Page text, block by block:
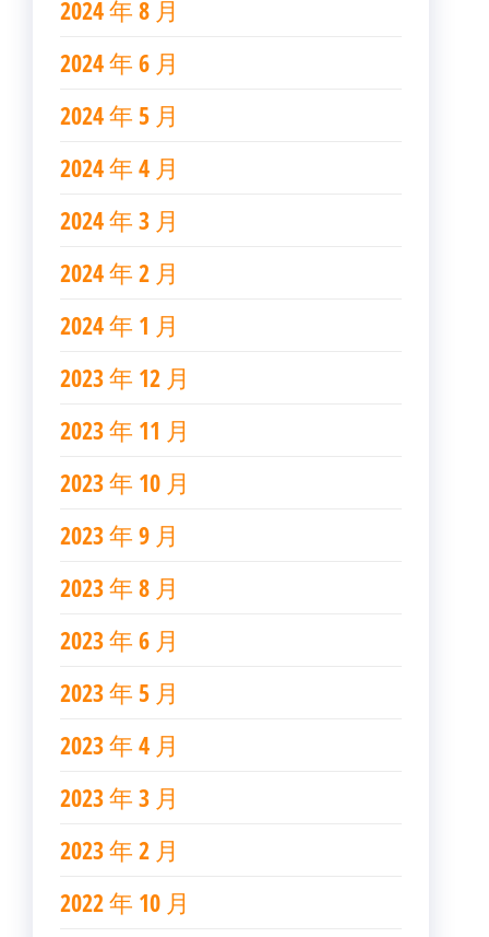
2024 年 8 月
2024 年 6 月
2024 年 5 月
2024 年 4 月
2024 年 3 月
2024 年 2 月
2024 年 1 月
2023 年 12 月
2023 年 11 月
2023 年 10 月
2023 年 9 月
2023 年 8 月
2023 年 6 月
2023 年 5 月
2023 年 4 月
2023 年 3 月
2023 年 2 月
2022 年 10 月